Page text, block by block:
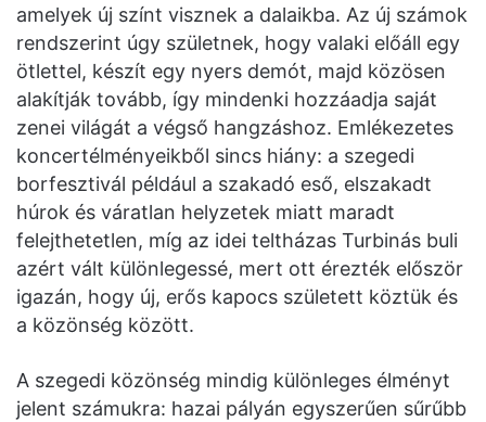
amelyek új színt visznek a dalaikba. Az új számok
rendszerint úgy születnek, hogy valaki előáll egy
ötlettel, készít egy nyers demót, majd közösen
alakítják tovább, így mindenki hozzáadja saját
zenei világát a végső hangzáshoz. Emlékezetes
koncertélményeikből sincs hiány: a szegedi
borfesztivál például a szakadó eső, elszakadt
húrok és váratlan helyzetek miatt maradt
felejthetetlen, míg az idei teltházas Turbinás buli
azért vált különlegessé, mert ott érezték először
igazán, hogy új, erős kapocs született köztük és
a közönség között.
A szegedi közönség mindig különleges élményt
jelent számukra: hazai pályán egyszerűen sűrűbb